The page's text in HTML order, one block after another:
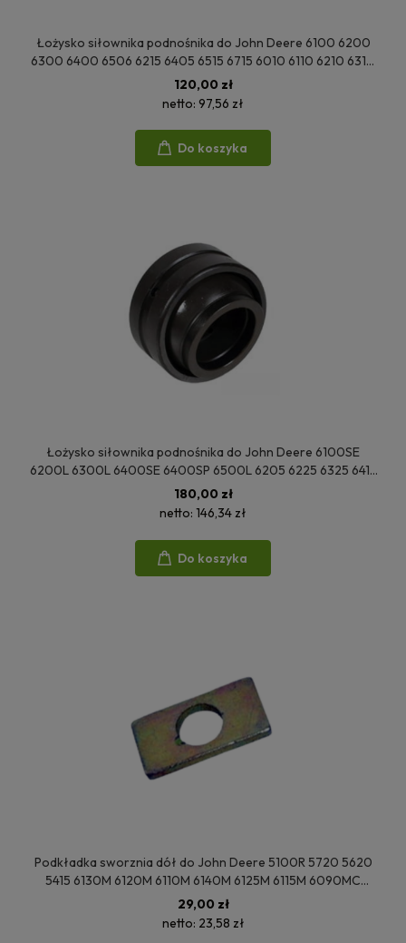
Łożysko siłownika podnośnika do John Deere 6100 6200
6300 6400 6506 6215 6405 6515 6715 6010 6110 6210 6310
6410 6510 6810 6120 6320 6420 6930 AL76638
120,00 zł
netto: 97,56 zł
Do koszyka
Łożysko siłownika podnośnika do John Deere 6100SE
6200L 6300L 6400SE 6400SP 6500L 6205 6225 6325 6415
6425 6505 6525 6605 6615 6715 6110L 6210SE 6310S
AL76638
180,00 zł
netto: 146,34 zł
Do koszyka
Podkładka sworznia dół do John Deere 5100R 5720 5620
5415 6130M 6120M 6110M 6140M 6125M 6115M 6090MC
6140R 6130R 6125R 6110R 6430 6320 L156665 T26461
29,00 zł
netto: 23,58 zł